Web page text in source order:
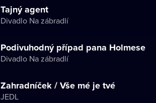
Tajný agent
Divadlo Na zábradlí
Podivuhodný případ pana Holmese
Divadlo Na zábradlí
Zahradníček / Vše mé je tvé
JEDL